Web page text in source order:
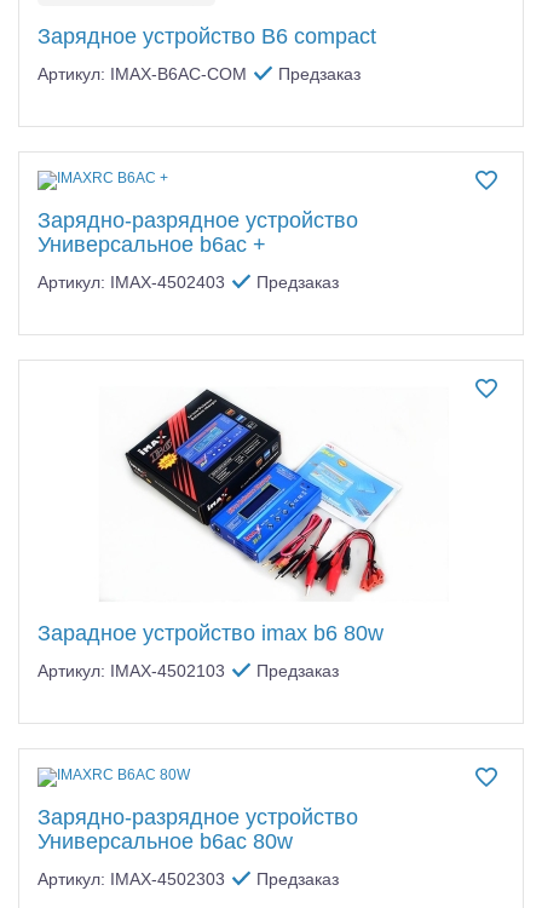
Зарядное устройство B6 compact
Артикул: IMAX-B6AC-COM Предзаказ
Зарядно-разрядное устройство
Универсальное b6ac +
Артикул: IMAX-4502403 Предзаказ
Зарадное устройство imax b6 80w
Артикул: IMAX-4502103 Предзаказ
Зарядно-разрядное устройство
Универсальное b6ac 80w
Артикул: IMAX-4502303 Предзаказ